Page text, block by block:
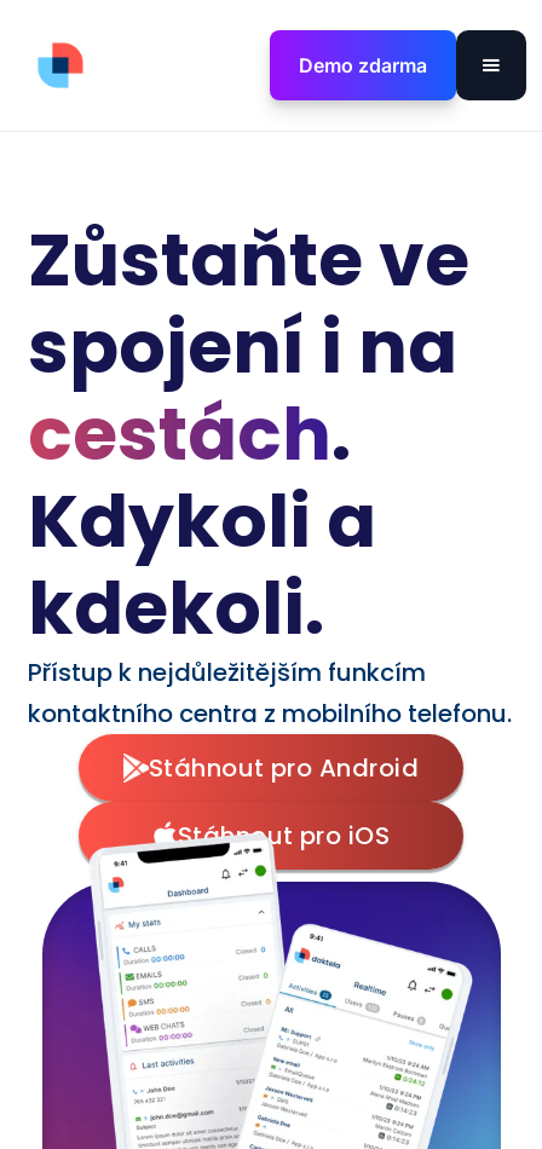
Demo zdarma
Zůstaňte ve
spojení i na
cestách.
Kdykoli a
kdekoli.
Přístup k nejdůležitějším funkcím
kontaktního centra z mobilního telefonu.
Stáhnout pro Android
Stáhnout pro iOS